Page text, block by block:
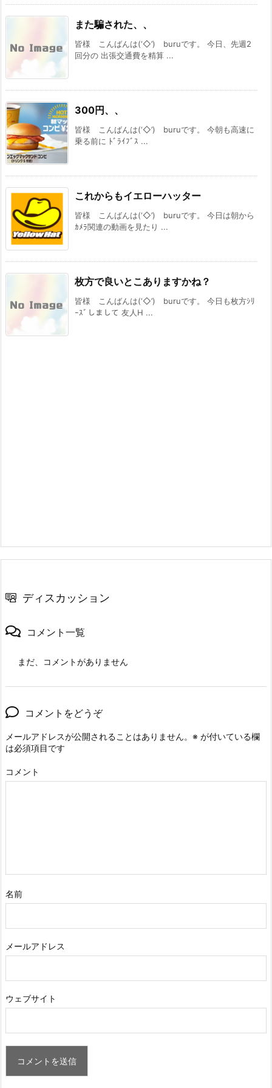
また騙された、、
皆様 こんばんは(‘◇’)ゞburuです。 今日、先週2
回分の 出張交通費を精算 ...
300円、、
皆様 こんばんは(‘◇’)ゞburuです。 今朝も高速に
乗る前に ﾄﾞﾗｲﾌﾞｽ ...
これからもイエローハッター
皆様 こんばんは(‘◇’)ゞburuです。 今日は朝から
ｶﾒﾗ関連の動画を見たり ...
枚方で良いとこありますかね？
皆様 こんばんは(‘◇’)ゞburuです。 今日も枚方ｼﾘ
ｰｽﾞしまして 友人H ...
ディスカッション
コメント一覧
まだ、コメントがありません
コメントをどうぞ
メールアドレスが公開されることはありません。 ※ が付いている欄
は必須項目です
コメント
名前
メールアドレス
ウェブサイト